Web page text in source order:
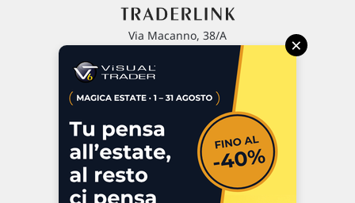
Via Macanno, 38/A
P.IVA 02 452 460 401
Commenti e segnalazioni
Contattaci
×